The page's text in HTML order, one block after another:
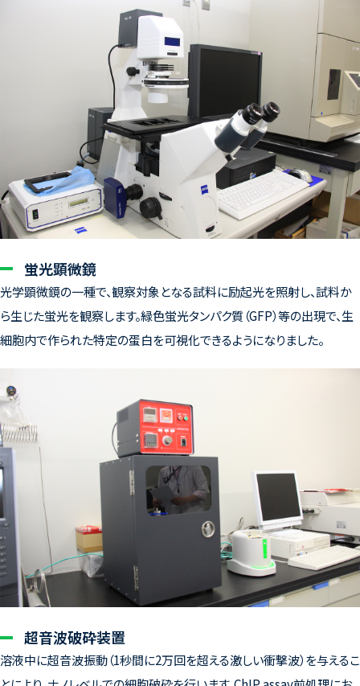
蛍光顕微鏡
光学顕微鏡の一種で、観察対象となる試料に励起光を照射し、試料か
ら生じた蛍光を観察します。緑色蛍光タンパク質（GFP）等の出現で、生
細胞内で作られた特定の蛋白を可視化できるようになりました。
超音波破砕装置
溶液中に超音波振動（1秒間に2万回を超える激しい衝撃波）を与えるこ